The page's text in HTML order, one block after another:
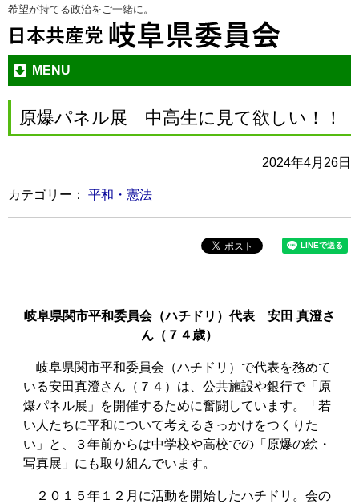
本
文
ジ
ャ
メ
ニ
ー
へ
る
希望が持てる政治をご一緒に。
MENU
原爆パネル展 中高生に見て欲しい！！
2024年4月26日
カテゴリー： 平和・憲法
岐阜県関市平和委員会（ハチドリ）代表 安田 真澄さ
ん（７４歳）
岐阜県関市平和委員会（ハチドリ）で代表を務めて
いる安田真澄さん（７４）は、公共施設や銀行で「原
爆パネル展」を開催するために奮闘しています。「若
い人たちに平和について考えるきっかけをつくりた
い」と、３年前からは中学校や高校での「原爆の絵・
写真展」にも取り組んでいます。
２０１５年１２月に活動を開始したハチドリ。会の